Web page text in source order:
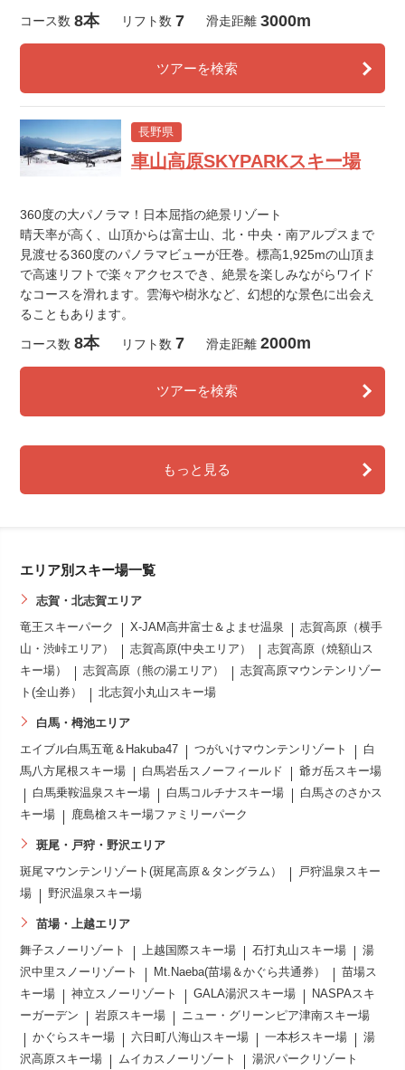
コース数 8本 リフト数 7 滑走距離 3000m
ツアーを検索
長野県
車山高原SKYPARKスキー場
360度の大パノラマ！日本屈指の絶景リゾート
晴天率が高く、山頂からは富士山、北・中央・南アルプスまで
見渡せる360度のパノラマビューが圧巻。標高1,925mの山頂ま
で高速リフトで楽々アクセスでき、絶景を楽しみながらワイド
なコースを滑れます。雲海や樹氷など、幻想的な景色に出会え
ることもあります。
コース数 8本 リフト数 7 滑走距離 2000m
ツアーを検索
もっと見る
エリア別スキー場一覧
志賀・北志賀エリア
竜王スキーパーク X-JAM高井富士＆よませ温泉
志賀高原（横手
山・渋峠エリア）
志賀高原(中央エリア）
志賀高原（焼額山ス
キー場）
志賀高原（熊の湯エリア）
志賀高原マウンテンリゾー
ト(全山券）
北志賀小丸山スキー場
白馬・栂池エリア
エイブル白馬五竜＆Hakuba47 つがいけマウンテンリゾート
白
馬八方尾根スキー場
白馬岩岳スノーフィールド
爺ガ岳スキー場
白馬乗鞍温泉スキー場
白馬コルチナスキー場
白馬さのさかス
キー場
鹿島槍スキー場ファミリーパーク
斑尾・戸狩・野沢エリア
斑尾マウンテンリゾート(斑尾高原＆タングラム）
戸狩温泉スキー
場
野沢温泉スキー場
苗場・上越エリア
舞子スノーリゾート 上越国際スキー場 石打丸山スキー場
湯
沢中里スノーリゾート
Mt.Naeba(苗場＆かぐら共通券）
苗場ス
キー場
神立スノーリゾート GALA湯沢スキー場
NASPAスキ
ーガーデン
岩原スキー場
ニュー・グリーンピア津南スキー場
かぐらスキー場
六日町八海山スキー場 一本杉スキー場
湯
沢高原スキー場
ムイカスノーリゾート 湯沢パークリゾート